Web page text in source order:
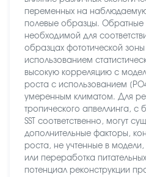
переменных на
полевые образцы. Обратные
необходимой для
образцах фототической
использованием
высокую корреляцию с
роста с использованием
умеренным климатом. Для
тропического апвеллинга, с
SST соответственно, могут
дополнительные факторы,
роста, не учтенные в модели,
или переработка
потенциал реконструкции